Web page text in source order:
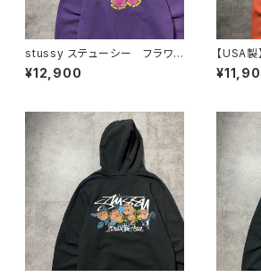
stussy ステューシー フラワ
ー グラフィック バックプリン
ト パープル スウェット パー
¥12,900
【USA
ー ワー
ント オ